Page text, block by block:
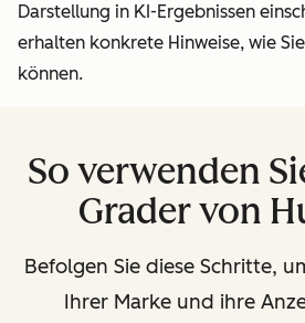
Darstellung in KI-Ergebnissen
erhalten konkrete Hinweise, wie
können.
So verwenden
Grader von
Befolgen Sie diese Schritte,
Ihrer Marke und ihre